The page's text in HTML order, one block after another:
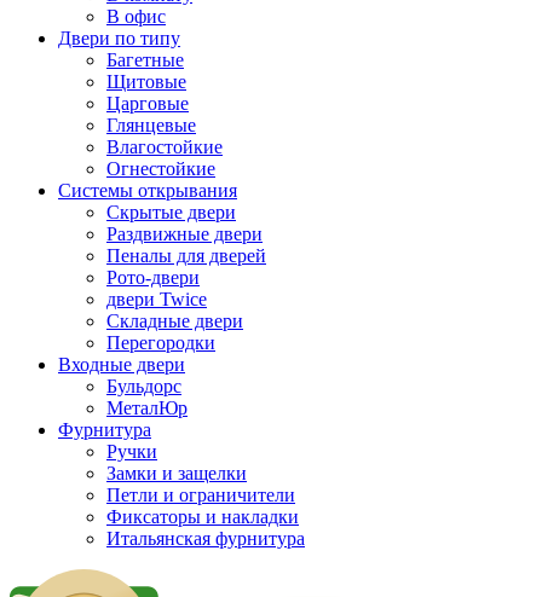
В офис
Двери по типу
Багетные
Щитовые
Царговые
Глянцевые
Влагостойкие
Огнестойкие
Системы открывания
Скрытые двери
Раздвижные двери
Пеналы для дверей
Рото-двери
двери Twice
Складные двери
Перегородки
Входные двери
Бульдорс
МеталЮр
Фурнитура
Ручки
Замки и защелки
Петли и ограничители
Фиксаторы и накладки
Итальянская фурнитура